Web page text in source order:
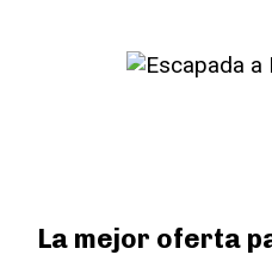
La mejor oferta